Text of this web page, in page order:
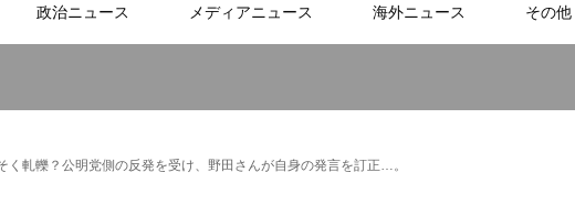
政治ニュース メディアニュース 海外ニュース その他
く軋轢？公明党側の反発を受け、野田さんが自身の発言を訂正…。